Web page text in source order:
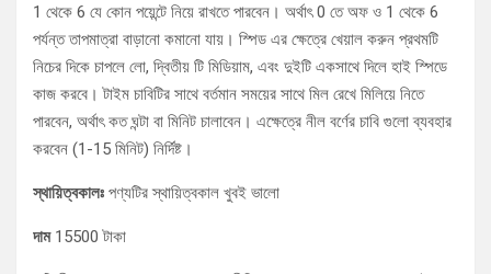
1 থেকে 6 যে কোন পয়েন্টে নিয়ে রাখতে পারবেন। অর্থাৎ 0 তে অফ ও 1 থেকে 6
পর্যন্ত তাপমাত্রা বাড়ানো কমানো যায়। স্পিড এর ক্ষেত্রে খেয়াল করুন প্রথমটি
নিচের দিকে চাপলে লো, দ্বিতীয় টি মিডিয়াম, এবং দুইটি একসাথে দিলে হাই স্পিডে
কাজ করবে। টাইম চাবিটির সাথে বর্তমান সময়ের সাথে মিল রেখে মিলিয়ে নিতে
পারবেন, অর্থাৎ কত ঘন্টা বা মিনিট চালাবেন। এক্ষেত্রে নীল বর্ণের চাবি গুলো ব্যবহার
করবেন (1-15 মিনিট) নির্দিষ্ট।
স্থায়িত্বকালঃ পণ্যটির স্থায়িত্বকাল খুবই ভালো
দাম 15500 টাকা